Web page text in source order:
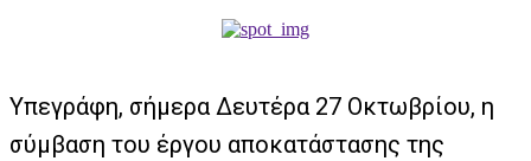
Υπεγράφη, σήμερα Δευτέρα 27 Οκτωβρίου, η
σύμβαση του έργου αποκατάστασης της